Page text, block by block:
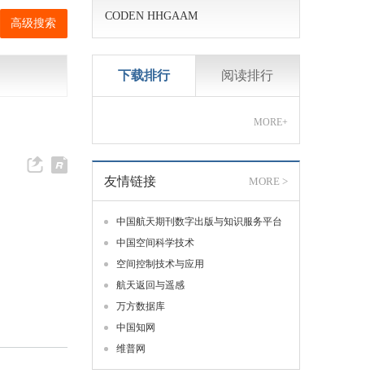
高级搜索
CODEN HHGAAM
下载排行 阅读排行
MORE+
友情链接 MORE >
中国航天期刊数字出版与知识服务平台
中国空间科学技术
空间控制技术与应用
航天返回与遥感
万方数据库
中国知网
维普网